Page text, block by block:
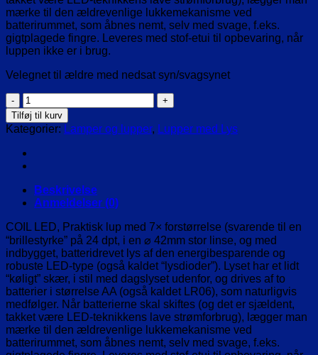
mærke til den ældrevenlige lukkemekanisme ved
batterirummet, som åbnes nemt, selv med svage, f.eks.
gigtplagede fingre. Leveres med stof-etui til opbevaring, når
luppen ikke er i brug.
Velegnet til ældre med nedsat syn/svagsynet
Coil
Led,
indkøbslup,
7X
forstørrelse
rund
32258
antal
Tilføj til kurv
Kategorier: Lamper og lupper, Lupper med Lys
Beskrivelse
Anmeldelser (0)
COIL LED, Praktisk lup med 7× forstørrelse (svarende til en
“brillestyrke” på 24 dpt, i en ⌀ 42mm stor linse, og med
indbygget, batteridrevet lys af den energibesparende og
robuste LED-type (også kaldet “lysdioder”). Lyset har et lidt
“køligt” skær, i stil med dagslyset udenfor, og drives af to
batterier i størrelse AA (også kaldet LR06), som naturligvis
medfølger. Når batterierne skal skiftes (og det er sjældent,
takket være LED-teknikkens lave strømforbrug), lægger man
mærke til den ældrevenlige lukkemekanisme ved
batterirummet, som åbnes nemt, selv med svage, f.eks.